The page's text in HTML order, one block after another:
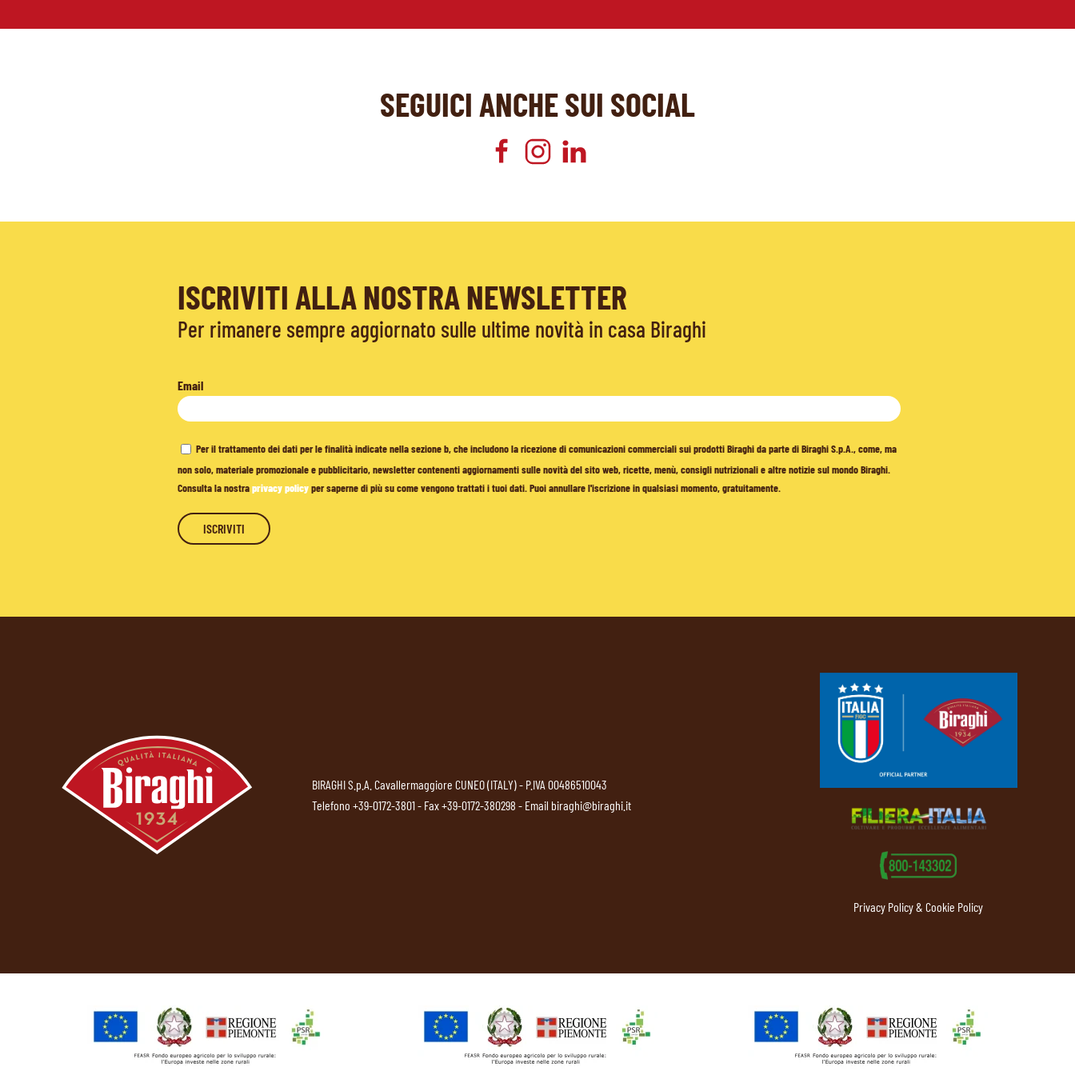
SEGUICI ANCHE SUI SOCIAL
ISCRIVITI ALLA NOSTRA NEWSLETTER
Per rimanere sempre aggiornato sulle ultime novità in casa Biraghi
Email
Per il trattamento dei dati per le finalità indicate nella sezione b, che includono la ricezione di comunicazioni commerciali sui prodotti Biraghi da parte di Biraghi S.p.A., come, ma
non solo, materiale promozionale e pubblicitario, newsletter contenenti aggiornamenti sulle novità del sito web, ricette, menù, consigli nutrizionali e altre notizie sul mondo Biraghi.
Consulta la nostraprivacy policyper saperne di più su come vengono trattati i tuoi dati. Puoi annullare l'iscrizione in qualsiasi momento, gratuitamente.
BIRAGHI S.p.A. Cavallermaggiore CUNEO (ITALY) - P.IVA 00486510043
Telefono +39-0172-3801- Fax +39-0172-380298 - Email biraghi@biraghi.it
Privacy Policy & Cookie Policy